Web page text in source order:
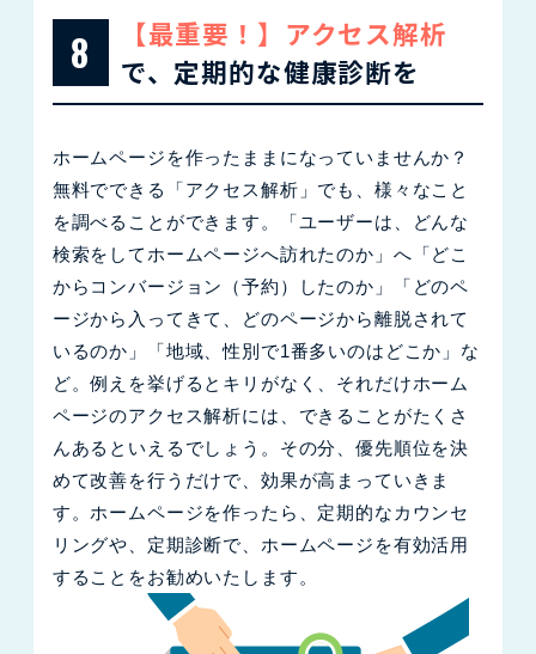
8
【最重要！】アクセス解析
で、定期的な健康診断を
ホームページを作ったままになっていませんか？
無料でできる「アクセス解析」でも、様々なこと
を調べることができます。「ユーザーは、どんな
検索をしてホームページへ訪れたのか」へ「どこ
からコンバージョン（予約）したのか」「どのペ
ージから入ってきて、どのページから離脱されて
いるのか」「地域、性別で1番多いのはどこか」な
ど。例えを挙げるとキリがなく、それだけホーム
ページのアクセス解析には、できることがたくさ
んあるといえるでしょう。その分、優先順位を決
めて改善を行うだけで、効果が高まっていきま
す。ホームページを作ったら、定期的なカウンセ
リングや、定期診断で、ホームページを有効活用
することをお勧めいたします。